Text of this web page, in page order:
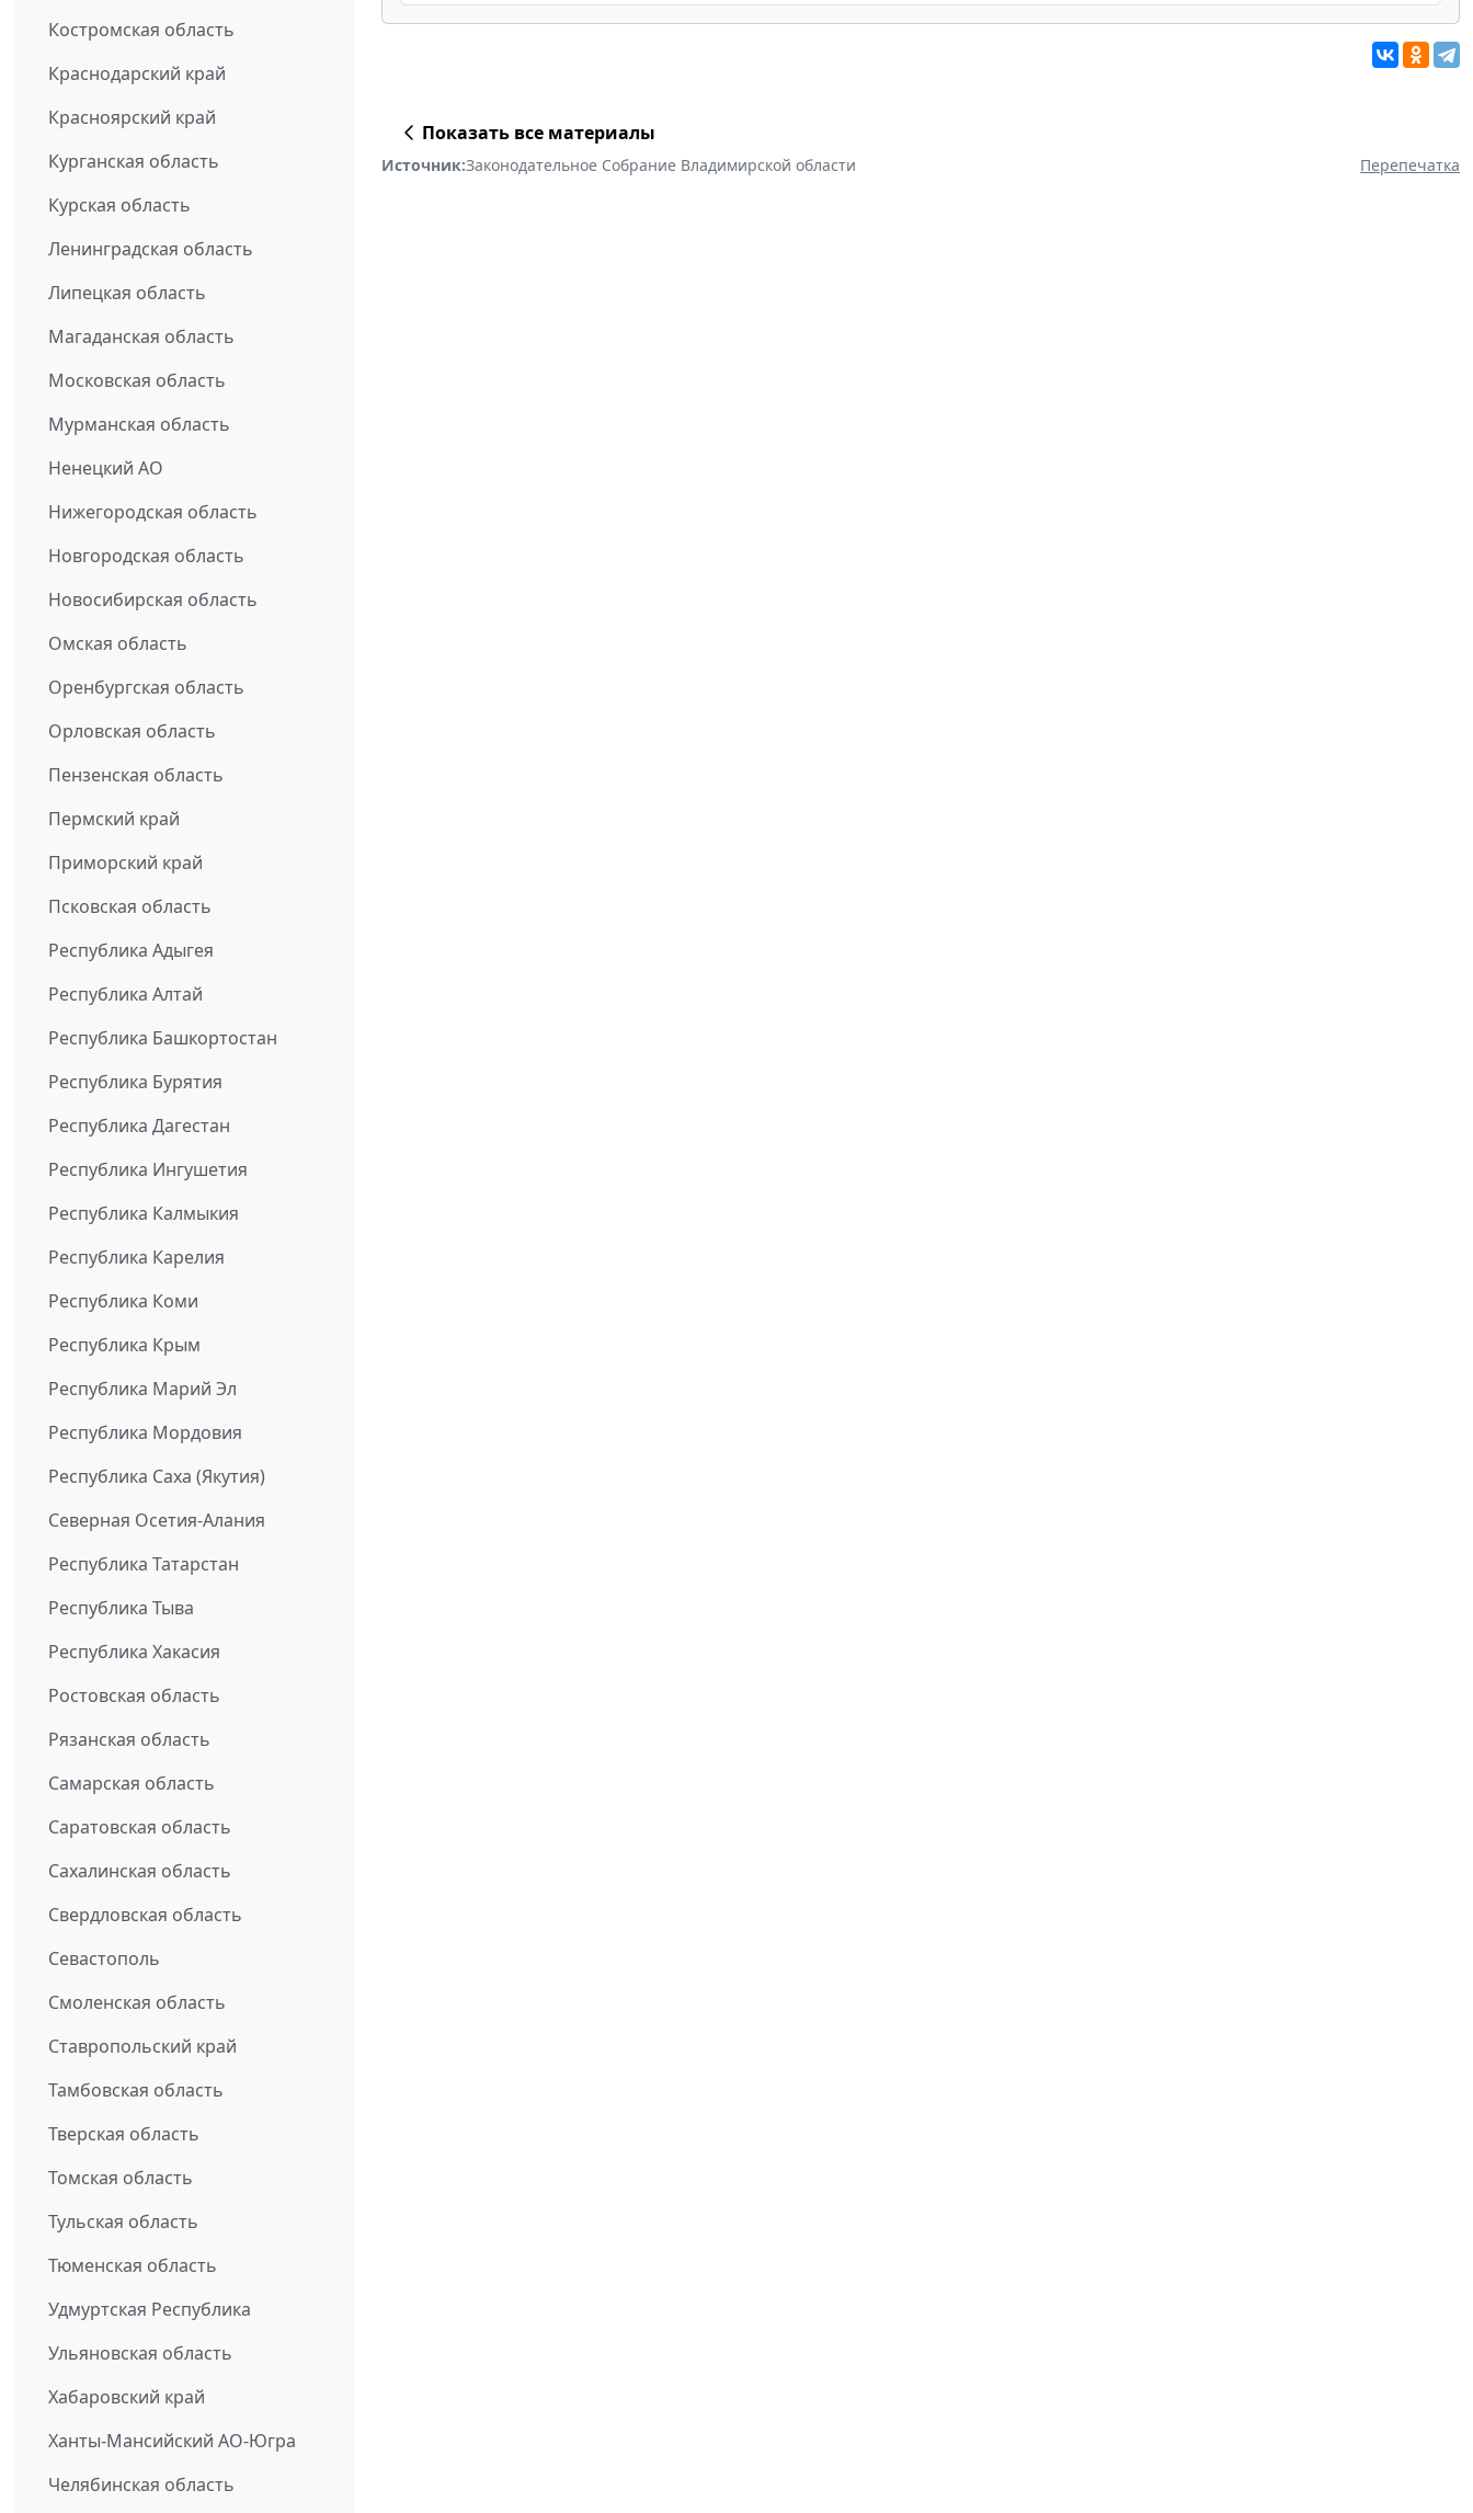
Костромская область
Краснодарский край
Красноярский край
Курганская область
Курская область
Ленинградская область
Липецкая область
Магаданская область
Московская область
Мурманская область
Ненецкий АО
Нижегородская область
Новгородская область
Новосибирская область
Омская область
Оренбургская область
Орловская область
Пензенская область
Пермский край
Приморский край
Псковская область
Республика Адыгея
Республика Алтай
Республика Башкортостан
Республика Бурятия
Республика Дагестан
Республика Ингушетия
Республика Калмыкия
Республика Карелия
Республика Коми
Республика Крым
Республика Марий Эл
Республика Мордовия
Республика Саха (Якутия)
Северная Осетия-Алания
Республика Татарстан
Республика Тыва
Республика Хакасия
Ростовская область
Рязанская область
Самарская область
Саратовская область
Сахалинская область
Свердловская область
Севастополь
Смоленская область
Ставропольский край
Тамбовская область
Тверская область
Томская область
Тульская область
Тюменская область
Удмуртская Республика
Ульяновская область
Хабаровский край
Ханты-Мансийский АО-Югра
Челябинская область
Показать все материалы
Источник:Законодательное Собрание Владимирской области Перепечатка